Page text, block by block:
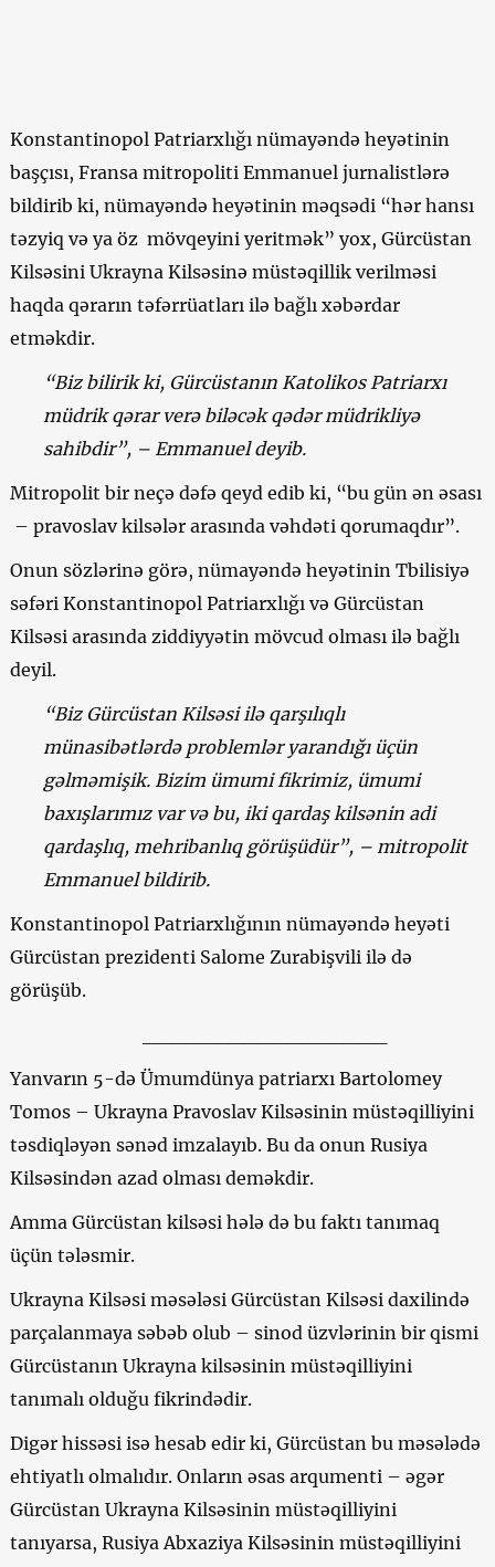
Konstantinopol Patriarxlığı nümayəndə heyətinin
başçısı, Fransa mitropoliti Emmanuel jurnalistlərə
bildirib ki, nümayəndə heyətinin məqsədi “hər hansı
təzyiq və ya öz mövqeyini yeritmək” yox, Gürcüstan
Kilsəsini Ukrayna Kilsəsinə müstəqillik verilməsi
haqda qərarın təfərrüatları ilə bağlı xəbərdar
etməkdir.
“Biz bilirik ki, Gürcüstanın Katolikos Patriarxı
müdrik qərar verə biləcək qədər müdrikliyə
sahibdir”, – Emmanuel deyib.
Mitropolit bir neçə dəfə qeyd edib ki, “bu gün ən əsası
– pravoslav kilsələr arasında vəhdəti qorumaqdır”.
Onun sözlərinə görə, nümayəndə heyətinin Tbilisiyə
səfəri Konstantinopol Patriarxlığı və Gürcüstan
Kilsəsi arasında ziddiyyətin mövcud olması ilə bağlı
deyil.
“Biz Gürcüstan Kilsəsi ilə qarşılıqlı
münasibətlərdə problemlər yarandığı üçün
gəlməmişik. Bizim ümumi fikrimiz, ümumi
baxışlarımız var və bu, iki qardaş kilsənin adi
qardaşlıq, mehribanlıq görüşüdür”, – mitropolit
Emmanuel bildirib.
Konstantinopol Patriarxlığının nümayəndə heyəti
Gürcüstan prezidenti Salome Zurabişvili ilə də
görüşüb.
Yanvarın 5-də Ümumdünya patriarxı Bartolomey
Tomos – Ukrayna Pravoslav Kilsəsinin müstəqilliyini
təsdiqləyən sənəd imzalayıb. Bu da onun Rusiya
Kilsəsindən azad olması deməkdir.
Amma Gürcüstan kilsəsi hələ də bu faktı tanımaq
üçün tələsmir.
Ukrayna Kilsəsi məsələsi Gürcüstan Kilsəsi daxilində
parçalanmaya səbəb olub – sinod üzvlərinin bir qismi
Gürcüstanın Ukrayna kilsəsinin müstəqilliyini
tanımalı olduğu fikrindədir.
Digər hissəsi isə hesab edir ki, Gürcüstan bu məsələdə
ehtiyatlı olmalıdır. Onların əsas arqumenti – əgər
Gürcüstan Ukrayna Kilsəsinin müstəqilliyini
tanıyarsa, Rusiya Abxaziya Kilsəsinin müstəqilliyini